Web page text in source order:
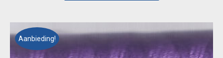
Aanbieding!